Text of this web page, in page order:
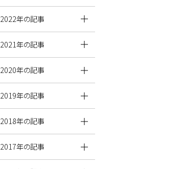
2022年の記事
2021年の記事
2020年の記事
2019年の記事
2018年の記事
2017年の記事